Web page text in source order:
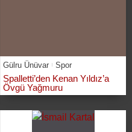
Gülru Ünüvar Spor
Spalletti’den Kenan Yıldız’a
Övgü Yağmuru